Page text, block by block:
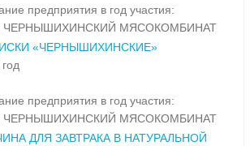
предприятия в год участия:
МЯСОКОМБИНАТ
«ЧЕРНЫШИХИНСКИЕ»
предприятия в год участия:
МЯСОКОМБИНАТ
ДЛЯ ЗАВТРАКА В НАТУРАЛЬНОЙ